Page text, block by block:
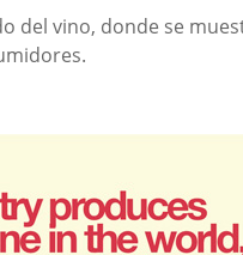
del vino, donde se